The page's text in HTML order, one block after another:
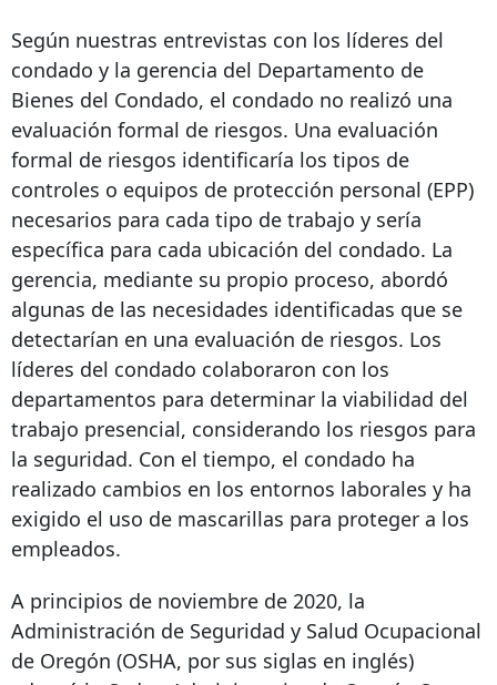
Según nuestras entrevistas con los líderes del
condado y la gerencia del Departamento de
Bienes del Condado, el condado no realizó una
evaluación formal de riesgos. Una evaluación
formal de riesgos identificaría los tipos de
controles o equipos de protección personal (EPP)
necesarios para cada tipo de trabajo y sería
específica para cada ubicación del condado. La
gerencia, mediante su propio proceso, abordó
algunas de las necesidades identificadas que se
detectarían en una evaluación de riesgos. Los
líderes del condado colaboraron con los
departamentos para determinar la viabilidad del
trabajo presencial, considerando los riesgos para
la seguridad. Con el tiempo, el condado ha
realizado cambios en los entornos laborales y ha
exigido el uso de mascarillas para proteger a los
empleados.
A principios de noviembre de 2020, la
Administración de Seguridad y Salud Ocupacional
de Oregón (OSHA, por sus siglas en inglés)